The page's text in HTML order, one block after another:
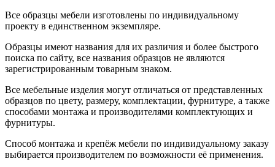
Все образцы мебели изготовлены по индивидуальному
проекту в единственном экземпляре.
Образцы имеют названия для их различия и более быстрого
поиска по сайту, все названия образцов не являются
зарегистрированным товарным знаком.
Все мебельные изделия могут отличаться от представленных
образцов по цвету, размеру, комплектации, фурнитуре, а также
способами монтажа и производителями комплектующих и
фурнитуры.
Способ монтажа и крепёж мебели по индивидуальному заказу
выбирается производителем по возможности её применения.